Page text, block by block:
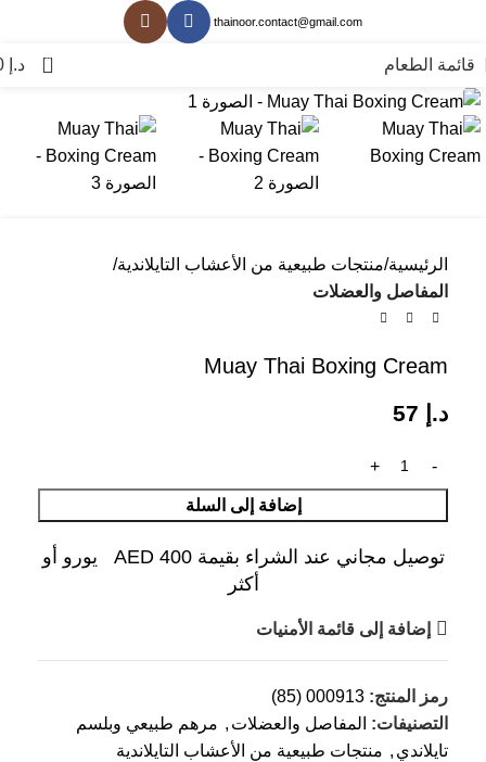
thainoor.contact@gmail.com
قائمة الطعام 0 د.إ
انقر للتكبير
الرئيسية منتجات طبيعية من الأعشاب التايلاندية
المفاصل والعضلات
Muay Thai Boxing Cream
د.إ
إضافة إلى السلة
توصيل مجاني عند الشراء بقيمة AED 400 يورو أو
أكثر
إضافة إلى قائمة الأمنيات
رمز المنتج: 000913 (85)
التصنيفات: المفاصل والعضلات , مرهم طبيعي وبلسم
تايلاندي , منتجات طبيعية من الأعشاب التايلاندية